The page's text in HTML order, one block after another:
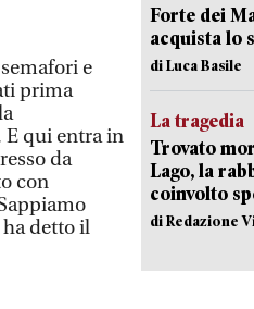
e
prima
E qui entra in
da
con
detto il
Forte dei
acquista lo
di Luca Basile
La tragedia
Trovato
Lago, la
coinvolto
di Redazione